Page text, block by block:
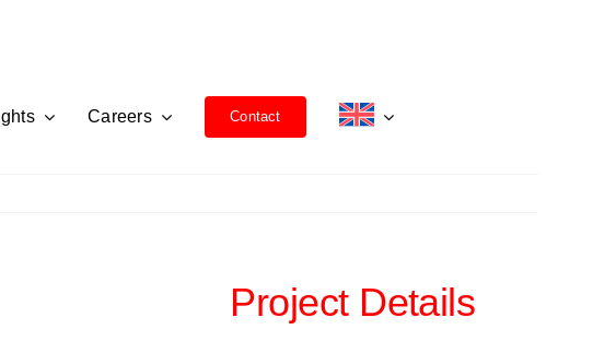
Careers Contact
Project Details